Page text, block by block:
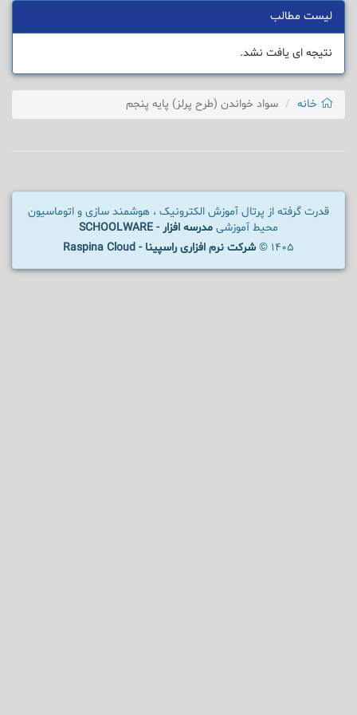
لیست مطالب
نتیجه ای یافت نشد.
خانه سواد خواندن (طرح پرلز) پایه پنجم
قدرت گرفته از پرتال آموزش الکترونیک ، هوشمند سازی و اتوماسیون
محیط آموزشی مدرسه افزار - SCHOOLWARE
1405 ©
شرکت نرم افزاری راسپینا - Raspina Cloud